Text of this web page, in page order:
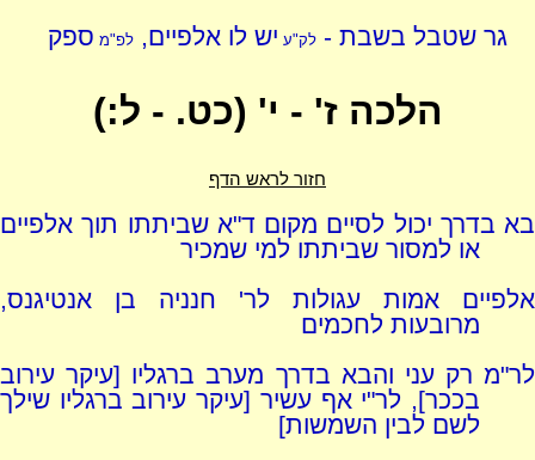
גר שטבל בשבת -לק"ע יש לו אלפיים,לפ"מ ספק
הלכה ז' - י' (כט. - ל:)
חזור לראש הדף
בא בדרך יכול לסיים מקום ד"א שביתתו תוך אלפיים
או למסור שביתתו למי שמכיר
אלפיים אמות עגולות לר' חנניה בן אנטיגנס,
מרובעות לחכמים
לר"מ רק עני והבא בדרך מערב ברגליו [עיקר עירוב
בככר], לר"י אף עשיר [עיקר עירוב ברגליו שילך
לשם לבין השמשות]